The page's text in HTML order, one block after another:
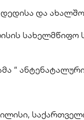
დედისა და
სახელმწიფო
“